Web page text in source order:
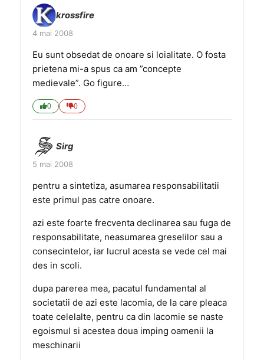
krossfire
4 mai 2008
Eu sunt obsedat de onoare si loialitate. O fosta
prietena mi-a spus ca am ”concepte
medievale”. Go figure…
0 0
Sirg
5 mai 2008
pentru a sintetiza, asumarea responsabilitatii
este primul pas catre onoare.
azi este foarte frecventa declinarea sau fuga de
responsabilitate, neasumarea greselilor sau a
consecintelor, iar lucrul acesta se vede cel mai
des in scoli.
dupa parerea mea, pacatul fundamental al
societatii de azi este lacomia, de la care pleaca
toate celelalte, pentru ca din lacomie se naste
egoismul si acestea doua imping oamenii la
meschinarii